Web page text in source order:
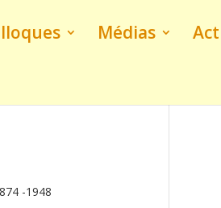
Médias
-1948